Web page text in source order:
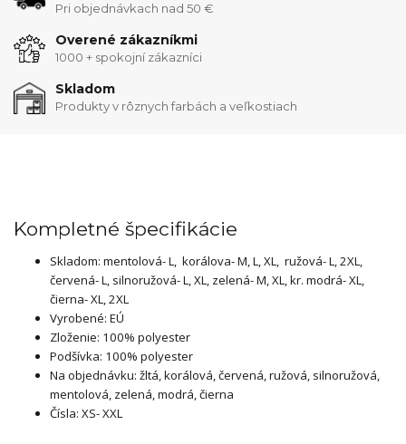
Pri objednávkach nad 50 €
Overené zákazníkmi
1000 + spokojní zákazníci
Skladom
Produkty v rôznych farbách a veľkostiach
Kompletné špecifikácie
Skladom: mentolová- L, korálova- M, L, XL, ružová- L, 2XL,
červená- L, silnoružová- L, XL, zelená- M, XL, kr. modrá- XL,
čierna- XL, 2XL
Vyrobené: EÚ
Zloženie: 100% polyester
Podšívka: 100% polyester
Na objednávku: žltá, korálová, červená, ružová, silnoružová,
mentolová, zelená, modrá, čierna
Čísla: XS- XXL